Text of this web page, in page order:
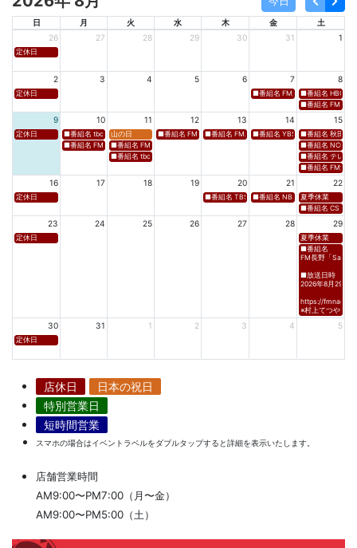
日 月 火 水 木 金
土
26
27 28 29 30 31 1
定休日
2 3 4 5 6 7 8
定休日 ■番組名 FM新潟「SOUND
■番組名 HBC北
■番組名 FM 福
9 10 11 12 13 14 15
定休日 ■番組名 tbcラジオ「en∞Voyage(エン・ボヤージュ)」 ■放送日時 https://www.tbc-
山の日 ■番組名 FM高知「Hi-Six Shake！Shake！Shake！」 ■放
■番組名 FM岩手「夕刊ラジオ（YOU CAN
■番組名 YBS山梨放送「やまな
■番組名 秋田朝
■番組名 FM秋田「mix」 ■放送日時 https://www.fm-akita.co.jp/program/ ※黒沢 薫、安岡
■番組名 FM山形「WAVE4yamagata EXCEED」 ■放送日時 https://■番組名 NCC長
■番組名 tbc東北放送「ウォッチン！みやぎ」 ■放送日時 https://www.tbc-
■番組名 テレビ
■番組名 FM愛媛
16 17 18 19 20 21 22
定休日 ■番組名 TBS「Spicy Sessions THE LIVE」 ■
■番組名 NBS⻑野放送 「グッ
夏季休業
■番組名 CS TBS
23 24 25 26 27 28 29
定休日
夏季休業
■番組名
FM長野「
■放送日時
2026年8月29日(
https://
※村上てつや、酒
30 31 1 2 3 4 5
定休日
店休日
日本の祝日
特別営業日
短時間営業
スマホの場合はイベントラベルをダブルタップすると詳細を表示いたします。
店舗営業時間
AM9:00〜PM7:00（月〜金）
AM9:00〜PM5:00（土）